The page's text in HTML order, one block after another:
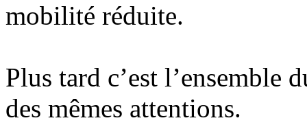
mobilité réduite.
Plus tard c’est l’ensemble
des mêmes attentions.